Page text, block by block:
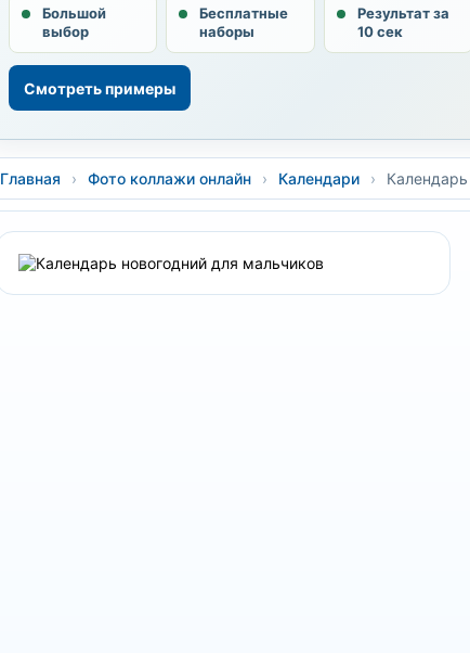
Большой
выбор
Бесплатные
наборы
Результат за
10 сек
Смотреть примеры
Главная › Фото коллажи онлайн › Календари ›